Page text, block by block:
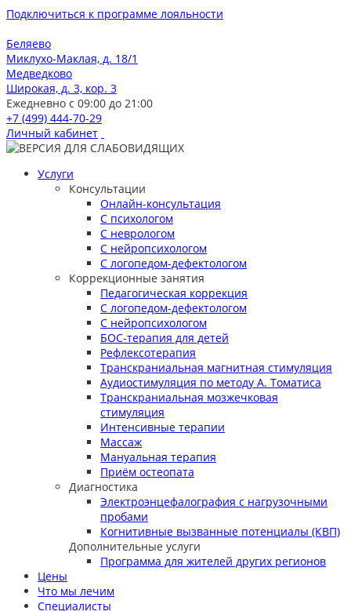
Подключиться к программе лояльности
Беляево
Миклухо-Маклая, д. 18/1
Медведково
Широкая, д. 3, кор. 3
Ежедневно с 09:00 до 21:00
+7 (499) 444-70-29
Личный кабинет
Услуги
Консультации
Онлайн-консультация
С психологом
С неврологом
С нейропсихологом
С логопедом-дефектологом
Коррекционные занятия
Педагогическая коррекция
С логопедом-дефектологом
С нейропсихологом
БОС-терапия для детей
Рефлексотерапия
Транскраниальная магнитная стимуляция
Аудиостимуляция по методу А. Томатиса
Транскраниальная мозжечковая
стимуляция
Интенсивные терапии
Массаж
Мануальная терапия
Приём остеопата
Диагностика
Электроэнцефалография с нагрузочными
пробами
Когнитивные вызванные потенциалы (КВП)
Дополнительные услуги
Программа для жителей других регионов
Цены
Что мы лечим
Специалисты